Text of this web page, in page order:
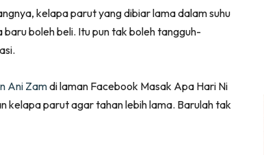
(Twitter)
kelapa parut yang dibiar lama dalam suhu
boleh beli. Itu pun tak boleh tangguh-
Ani Zamdi laman Facebook Masak Apa Hari Ni
kelapa parut agar tahan lebih lama. Barulah tak